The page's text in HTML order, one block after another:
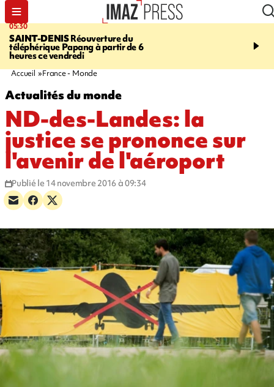
05:30
SAINT-DENISRéouverture du
téléphérique Papang à partir de 6
heures ce vendredi
07:00
Un vendredi
Accueil France - Monde
Actualités du monde
ND-des-Landes: la
justice se prononce sur
l'avenir de l'aéroport
Publié le 14 novembre 2016 à 09:34